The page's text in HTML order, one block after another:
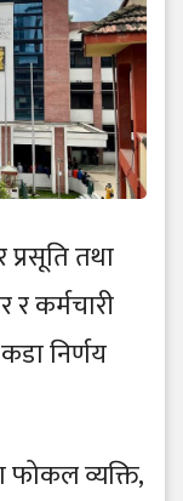
प्रसूति तथा
र कर्मचारी
निर्णय
फोकल व्यक्ति,